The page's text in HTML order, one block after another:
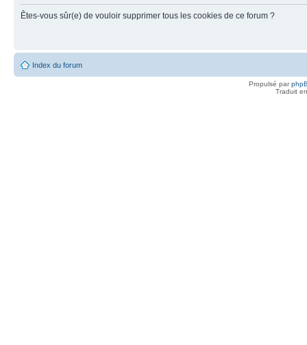
Êtes-vous sûr(e) de vouloir supprimer tous les cookies de ce forum ?
Index du forum
Propulsé par
Traduit